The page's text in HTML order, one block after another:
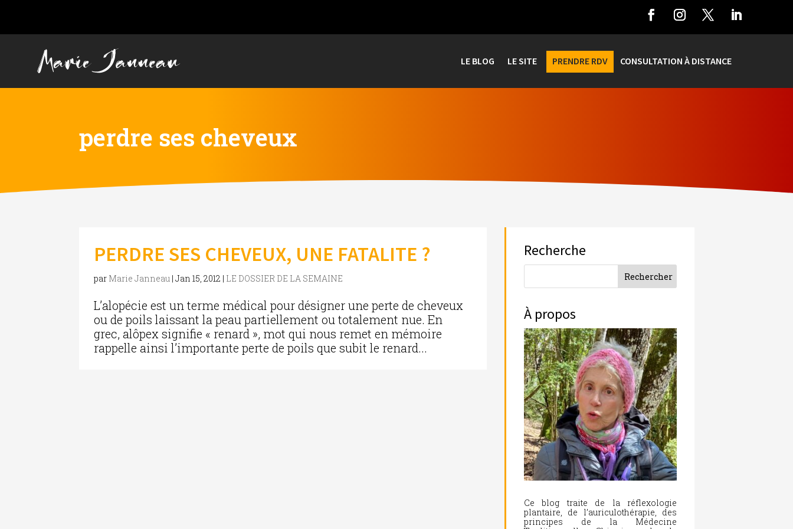
LE BLOG LE SITE PRENDRE RDV CONSULTATION À DISTANCE
perdre ses cheveux
PERDRE SES CHEVEUX, UNE FATALITE ?
par Marie Janneau |Jan 15, 2012 | LE DOSSIER DE LA SEMAINE
L’alopécie est un terme médical pour désigner une perte de cheveux
ou de poils laissant la peau partiellement ou totalement nue. En
grec, alôpex signifie « renard », mot qui nous remet en mémoire
rappelle ainsi l’importante perte de poils que subit le renard...
Recherche
À propos
Ce blog traite de la réflexologie
plantaire, de l’auriculothérapie, des
principes de la Médecine